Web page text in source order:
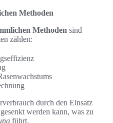
Methoden
Methoden sind
zählen:
durch den Einsatz
werden kann, was zu
führt.